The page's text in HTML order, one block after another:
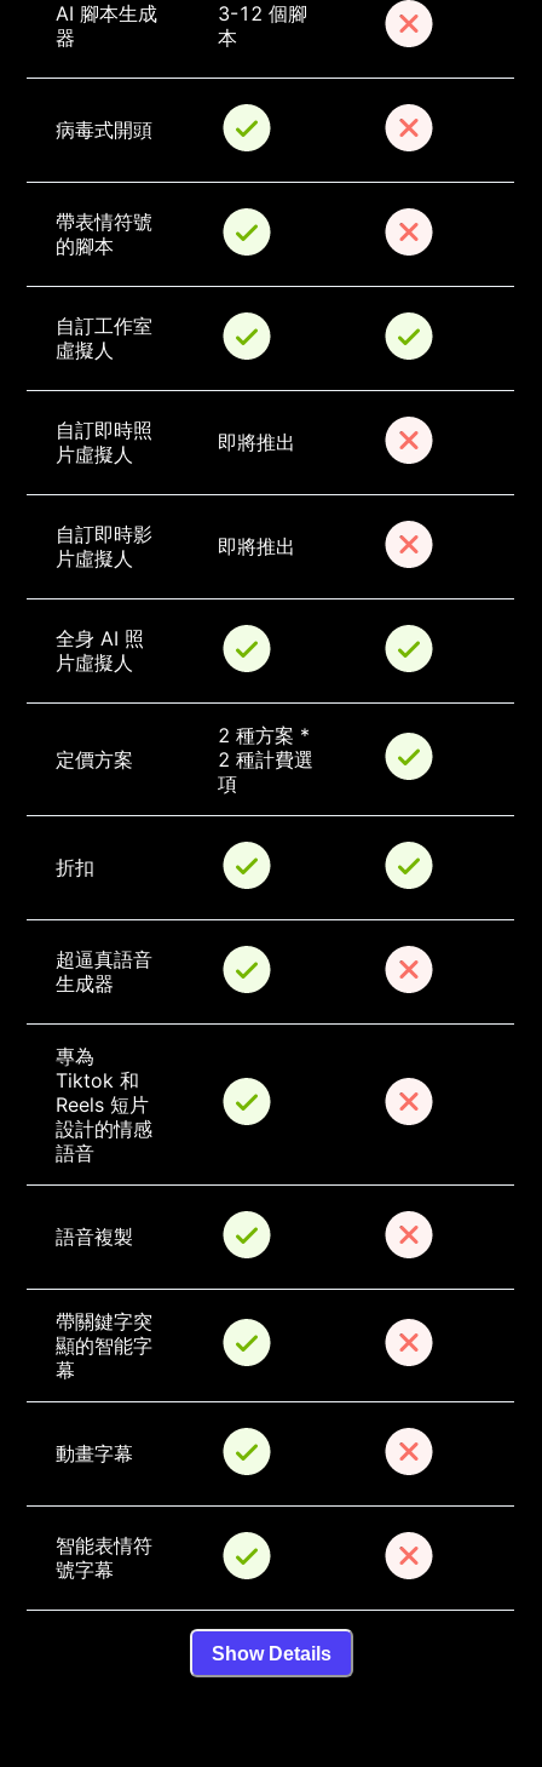
AI 腳本生成
器
3-12 個腳
本
病毒式開頭
帶表情符號
的腳本
自訂工作室
虛擬人
自訂即時照
片虛擬人
即將推出
自訂即時影
片虛擬人
即將推出
全身 AI 照
片虛擬人
定價方案
2 種方案 *
2 種計費選
項
折扣
超逼真語音
生成器
專為
Tiktok 和
Reels 短片
設計的情感
語音
語音複製
帶關鍵字突
顯的智能字
幕
動畫字幕
智能表情符
號字幕
Show Details